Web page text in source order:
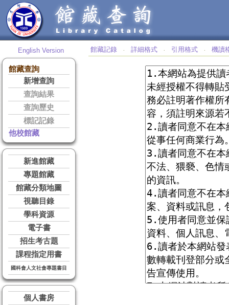
English Version
館藏查詢
新增查詢
查詢結果
查詢歷史
標記記錄
他校館藏
新進館藏
專題館藏
館藏分類地圖
視聽目錄
學科資源
電子書
招生考古題
課程指定用書
國科會人文社會專題書目
個人書房
館藏記錄 ‧ 詳細格式 ‧ 引用格式 ‧ 機讀